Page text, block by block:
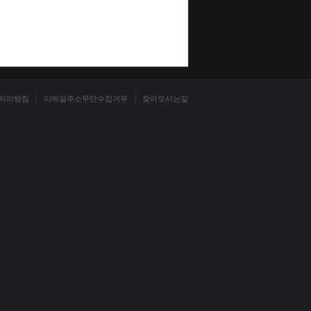
리방침 이메일주소무단수집거부 찾아오시는길